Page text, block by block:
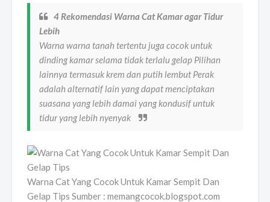
4 Rekomendasi Warna Cat Kamar agar Tidur
Lebih
Warna warna tanah tertentu juga cocok untuk
dinding kamar selama tidak terlalu gelap Pilihan
lainnya termasuk krem dan putih lembut Perak
adalah alternatif lain yang dapat menciptakan
suasana yang lebih damai yang kondusif untuk
tidur yang lebih nyenyak
Warna Cat Yang Cocok Untuk Kamar Sempit Dan
Gelap Tips Sumber : memangcocok.blogspot.com